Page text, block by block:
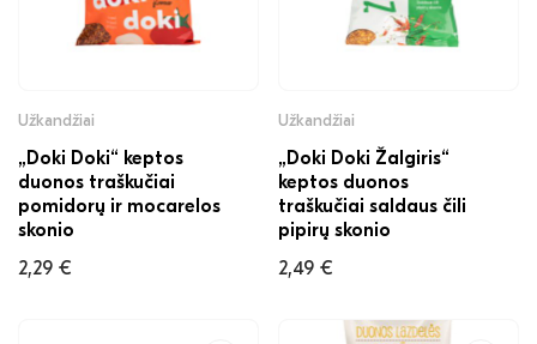
Užkandžiai
„Doki Doki“ keptos
duonos traškučiai
pomidorų ir mocarelos
skonio
2,29 €
Užkandžiai
„Doki Doki Žalgiris“
keptos duonos
traškučiai saldaus čili
pipirų skonio
2,49 €